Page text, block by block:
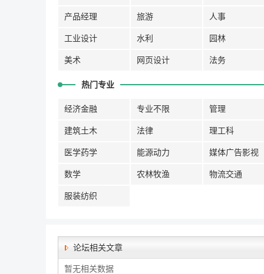
产品经理 旅游 人事
工业设计 水利 园林
美术 网页设计 法务
热门专业
经济金融 专业不限 管理
建筑土木 法律 理工科
医学药学 能源动力 媒体广告影视
数学 农林牧渔 物流交通
服装纺织
论坛相关文章
暂无相关数据